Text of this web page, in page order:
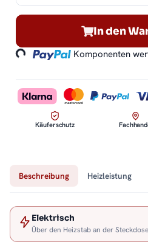
In den
Loading... Komponenten
Käuferschutz
Beschreibung Heizleistung
Elektrisch
Über den Heizstab an der